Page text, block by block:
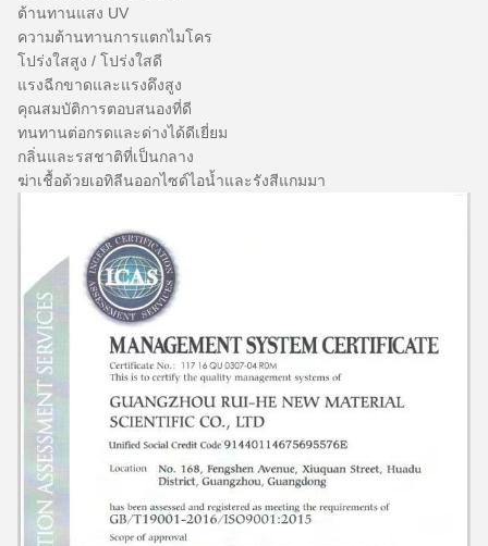
ต้านทานแสง UV
ความต้านทานการแตกไมโคร
โปร่งใสสูง / โปร่งใสดี
แรงฉีกขาดและแรงดึงสูง
คุณสมบัติการตอบสนองที่ดี
ทนทานต่อกรดและด่างได้ดีเยี่ยม
กลิ่นและรสชาติที่เป็นกลาง
ฆ่าเชื้อด้วยเอทิลีนออกไซด์ไอน้ำและรังสีแกมมา